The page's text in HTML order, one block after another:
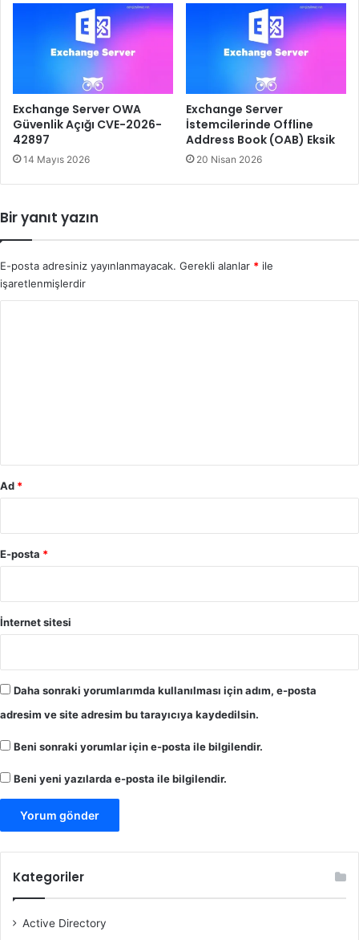
Exchange Server OWA
Güvenlik Açığı CVE-2026-
42897
14 Mayıs 2026
Exchange Server
İstemcilerinde Offline
Address Book (OAB) Eksik
20 Nisan 2026
Bir yanıt yazın
E-posta adresiniz yayınlanmayacak. Gerekli alanlar * ile
işaretlenmişlerdir
Ad *
E-posta *
İnternet sitesi
Daha sonraki yorumlarımda kullanılması için adım, e-posta
adresim ve site adresim bu tarayıcıya kaydedilsin.
Beni sonraki yorumlar için e-posta ile bilgilendir.
Beni yeni yazılarda e-posta ile bilgilendir.
Kategoriler
Active Directory